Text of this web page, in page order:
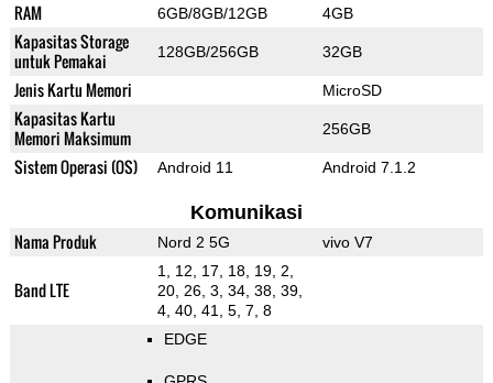
RAM 6GB/8GB/12GB 4GB
Kapasitas Storage
untuk Pemakai
128GB/256GB 32GB
Jenis Kartu Memori MicroSD
Kapasitas Kartu
Memori Maksimum
256GB
Sistem Operasi (OS) Android 11 Android 7.1.2
Komunikasi
Nama Produk Nord 2 5G vivo V7
Band LTE
1, 12, 17, 18, 19, 2,
20, 26, 3, 34, 38, 39,
4, 40, 41, 5, 7, 8
EDGE